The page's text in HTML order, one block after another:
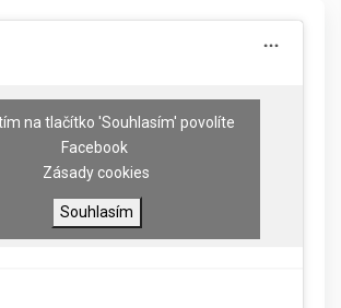
na tlačítko 'Souhlasím' povolíte
Facebook
Zásady cookies
Souhlasím